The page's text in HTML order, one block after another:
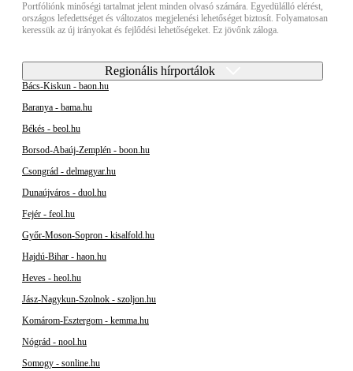
Portfóliónk minőségi tartalmat jelent minden olvasó számára. Egyedülálló elérést,
országos lefedettséget és változatos megjelenési lehetőséget biztosít. Folyamatosan
keressük az új irányokat és fejlődési lehetőségeket. Ez jövőnk záloga.
Regionális hírportálok
Bács-Kiskun - baon.hu
Baranya - bama.hu
Békés - beol.hu
Borsod-Abaúj-Zemplén - boon.hu
Csongrád - delmagyar.hu
Dunaújváros - duol.hu
Fejér - feol.hu
Győr-Moson-Sopron - kisalfold.hu
Hajdú-Bihar - haon.hu
Heves - heol.hu
Jász-Nagykun-Szolnok - szoljon.hu
Komárom-Esztergom - kemma.hu
Nógrád - nool.hu
Somogy - sonline.hu